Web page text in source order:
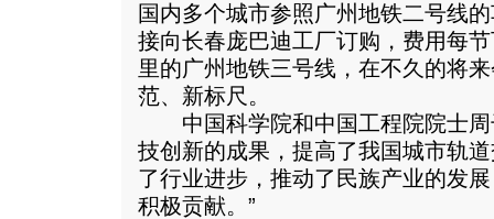
国内多个城市参照广州地铁二号线
接向长春庞巴迪工厂订购，费用每
里的广州地铁三号线，在不久的将
范、新标尺。
中国科学院和中国工程院院士周
技创新的成果，提高了我国城市轨
了行业进步，推动了民族产业的发
积极贡献。”